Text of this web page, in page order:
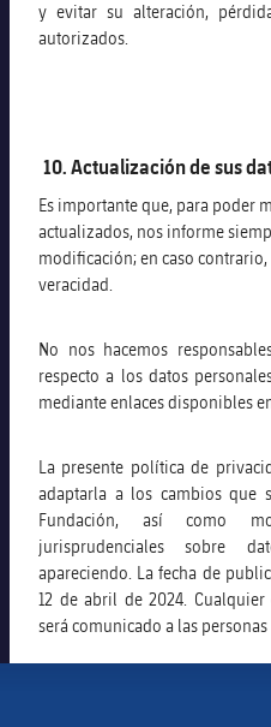
y evitar su alteración,
autorizados.
10. Actualización de sus
Es importante que, para poder
actualizados, nos informe
modificación; en caso
veracidad.
No nos hacemos
respecto a los datos
mediante enlaces disponibles
La presente política de
adaptarla a los cambios que
Fundación, así como
jurisprudenciales sobre
apareciendo. La fecha de
12 de abril de 2024.
será comunicado a las personas